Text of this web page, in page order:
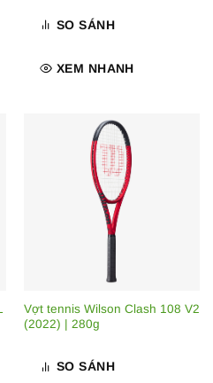
SO SÁNH
XEM NHANH
Vợt tennis Wilson Clash 108 V2
(2022) | 280g
SO SÁNH